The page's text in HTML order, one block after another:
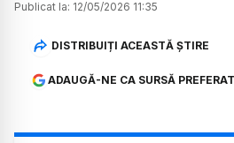
Publicat la: 12/05/2026 11:35
DISTRIBUIȚI ACEASTĂ ȘTIRE
ADAUGĂ-NE CA SURSĂ